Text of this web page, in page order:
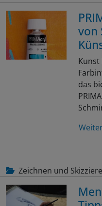
von
Kunst
das
Zeichnen und